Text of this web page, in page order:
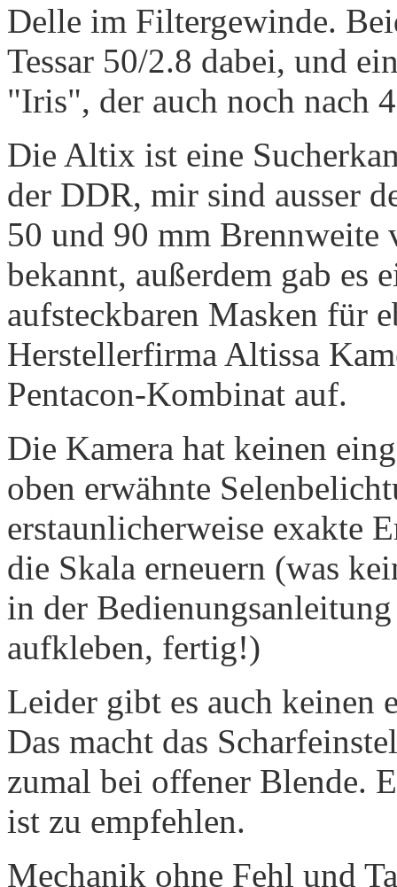
Delle im Filtergewinde.
Tessar 50/2.8 dabei, und
"Iris", der auch noch nach
Die Altix ist eine
der DDR, mir sind ausser
50 und 90 mm
bekannt, außerdem gab es
aufsteckbaren Masken für
Herstellerfirma Altissa
Pentacon-Kombinat auf.
Die Kamera hat keinen
oben erwähnte
erstaunlicherweise exakte
die Skala erneuern (was
in der
aufkleben, fertig!)
Leider gibt es auch keinen
Das macht das
zumal bei offener Blende.
ist zu empfehlen.
Mechanik ohne Fehl und